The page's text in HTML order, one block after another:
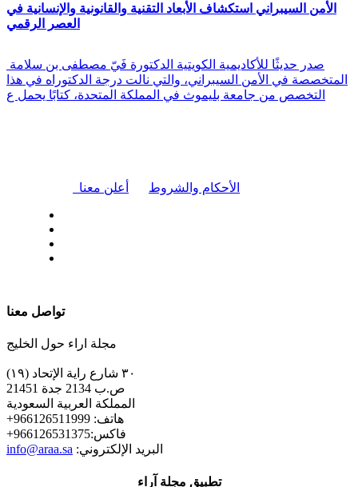
الأمن السيبراني استكشاف الأبعاد التقنية والقانونية والإنسانية في
العصر الرقمي
المتخصصة في الأمن السيبراني، والتي نالت درجة الدكتوراه في هذا
التخصص من جامعة بليموث في المملكة المتحدة، كتابًا يحمل ع
أعلن معنا الأحكام والشروط
تواصل معنا
مجلة اراء حول الخليج
٣٠ شارع راية الإتحاد (١٩)
ص.ب 2134 جدة 21451
المملكة العربية السعودية
+هاتف: 966126511999
+فاكس:966126531375
info@araa.sa :البريد الإلكتروني
تطبيق مجلة آراء